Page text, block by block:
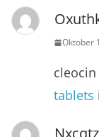
Oktober
tablets
Nxcqtz